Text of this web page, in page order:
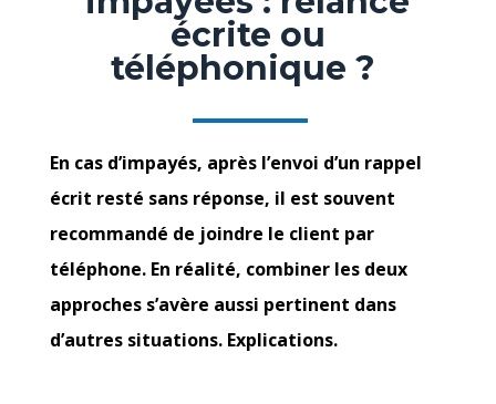
écrite ou
téléphonique ?
En cas d’impayés, après l’envoi d’un rappel
écrit resté sans réponse, il est souvent
recommandé de joindre le client par
téléphone. En réalité, combiner les deux
approches s’avère aussi pertinent dans
d’autres situations. Explications.